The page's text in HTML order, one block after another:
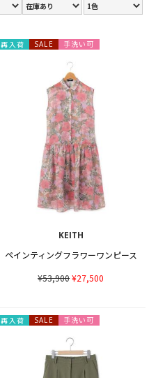
再入荷 SALE 手洗い可
KEITH
ペインティングフラワーワンピース
¥53,900¥27,500
再入荷 SALE 手洗い可